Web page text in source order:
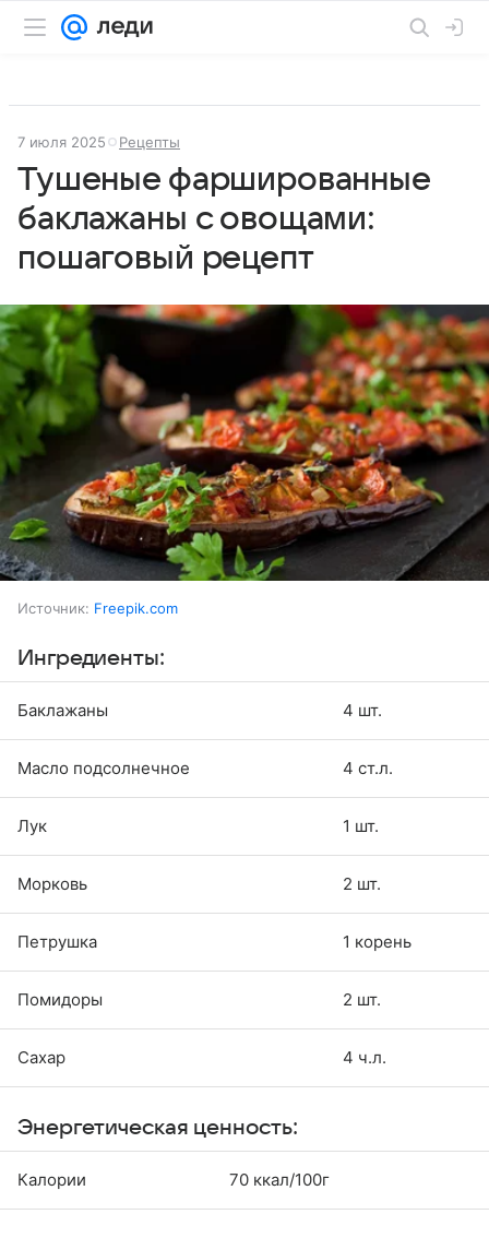
7 июля 2025 Рецепты
Тушеные фаршированные
баклажаны с овощами:
пошаговый рецепт
Источник: Freepik.com
Ингредиенты:
Баклажаны 4 шт.
Масло подсолнечное 4 ст.л.
Лук 1 шт.
Морковь 2 шт.
Петрушка 1 корень
Помидоры 2 шт.
Сахар 4 ч.л.
Энергетическая ценность:
Калории 70 ккал/100г